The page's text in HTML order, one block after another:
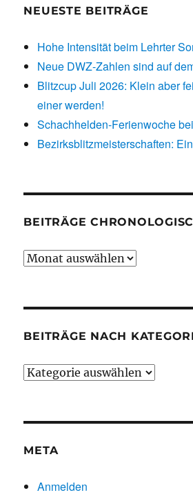
NEUESTE BEITRÄGE
Hohe Intensität beim Lehrter
Neue DWZ-Zahlen sind auf
Blitzcup Juli 2026: Klein aber
einer werden!
Schachhelden-Ferienwoche
Bezirksblitzmeisterschaften:
BEITRÄGE
Beiträge
BEITRÄGE NACH
Beiträge
META
Anmelden